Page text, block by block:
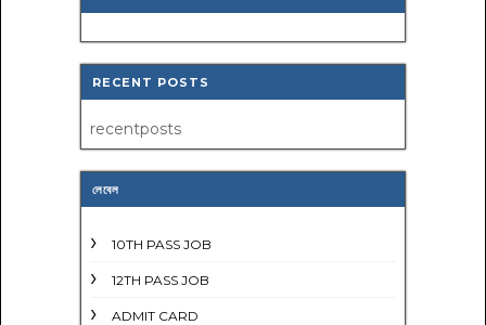
RECENT POSTS
recentposts
লেবেল
10TH PASS JOB
12TH PASS JOB
ADMIT CARD